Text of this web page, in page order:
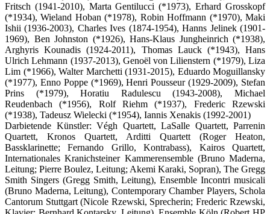
Fritsch (1941-2010), Marta Gentilucci (*1973), Erhard Grosskopf
(*1934), Wieland Hoban (*1978), Robin Hoffmann (*1970), Maki
Ishii (1936-2003), Charles Ives (1874-1954), Hanns Jelinek (1901-
1969), Ben Johnston (*1926), Hans-Klaus Jungheinrich (*1938),
Arghyris Kounadis (1924-2011), Thomas Lauck (*1943), Hans
Ulrich Lehmann (1937-2013), Genoël von Lilienstern (*1979), Liza
Lim (*1966), Walter Marchetti (1931-2015), Eduardo Moguillansky
(*1977), Enno Poppe (*1969), Henri Pousseur (1929-2009), Stefan
Prins (*1979), Horatiu Radulescu (1943-2008), Michael
Reudenbach (*1956), Rolf Riehm (*1937), Frederic Rzewski
(*1938), Tadeusz Wielecki (*1954), Iannis Xenakis (1992-2001)
Darbietende Künstler: Végh Quartett, LaSalle Quartett, Parrenin
Quartett, Kronos Quartett, Arditti Quartett (Roger Heaton,
Bassklarinette; Fernando Grillo, Kontrabass), Kairos Quartett,
Internationales Kranichsteiner Kammerensemble (Bruno Maderna,
Leitung; Pierre Boulez, Leitung; Akemi Karaki, Sopran), The Gregg
Smith Singers (Gregg Smith, Leitung), Ensemble Incontri musicali
(Bruno Maderna, Leitung), Contemporary Chamber Players, Schola
Cantorum Stuttgart (Nicole Rzewski, Sprecherin; Frederic Rzewski,